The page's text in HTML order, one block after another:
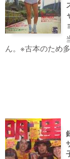
ん。※古本のため